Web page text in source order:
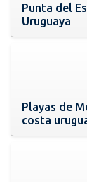
Punta del
Uruguaya
Playas de
costa